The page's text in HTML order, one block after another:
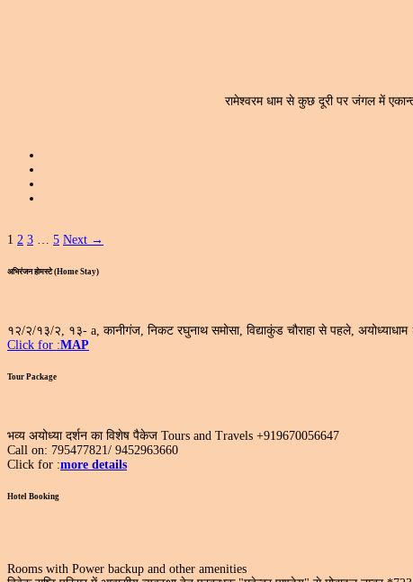
रामेश्वरम धाम से कुछ दूरी पर जंगल में
Posts
pagination
1 2 3 … 5 Next →
अभिरंजन होमस्टे (Home Stay)
१२/२/१३/२, १३- a, कानीगंज, निकट रघुनाथ समोसा, विद्याकुंड चौराहा से पहले,
Click for :MAP
Tour Package
भव्य अयोध्या दर्शन का विशेष पैकेज Tours and Travels +919670056647
Call on: 795477821/ 9452963660
Click for :more details
Hotel Booking
Rooms with Power backup and other amenities